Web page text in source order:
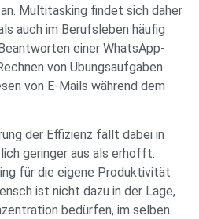
Multitasking findet sich daher
auch im Berufsleben häufig
einer WhatsApp-
von Übungsaufgaben
von E-Mails während dem
der Effizienz fällt dabei in
geringer aus als erhofft.
für die eigene Produktivität
ist nicht dazu in der Lage,
bedürfen, im selben